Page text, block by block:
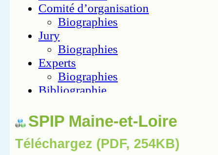
SPIP Maine-et-Loire
Téléchargez (PDF, 254KB)